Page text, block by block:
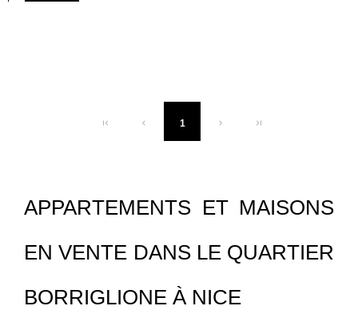
1
APPARTEMENTS ET MAISONS
EN VENTE DANS LE QUARTIER
BORRIGLIONE À NICE